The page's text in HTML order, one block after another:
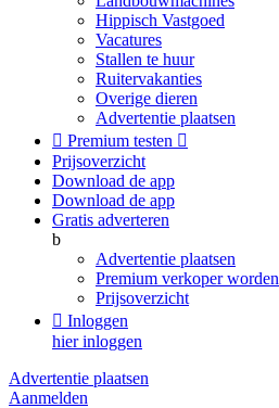
Hippisch Vastgoed
Vacatures
Stallen te huur
Ruitervakanties
Overige dieren
Advertentie plaatsen
 Premium testen 
Prijsoverzicht
Download de app
Download de app
Gratis adverteren
b
Advertentie plaatsen
Premium verkoper worden
Prijsoverzicht
 Inloggen
hier inloggen
Advertentie plaatsen
Aanmelden